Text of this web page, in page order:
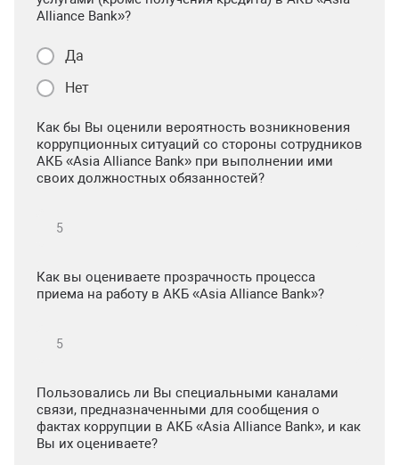
Alliance Bank»?
Да
Нет
Как бы Вы оценили вероятность возникновения
коррупционных ситуаций со стороны сотрудников
АКБ «Asia Alliance Bank» при выполнении ими
своих должностных обязанностей?
Как вы оцениваете прозрачность процесса
приема на работу в АКБ «Asia Alliance Bank»?
Пользовались ли Вы специальными каналами
связи, предназначенными для сообщения о
фактах коррупции в АКБ «Asia Alliance Bank», и как
Вы их оцениваете?